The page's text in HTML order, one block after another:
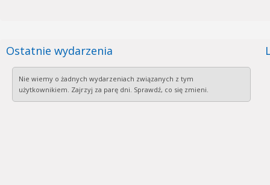
Ostatnie wydarzenia
Nie wiemy o żadnych wydarzeniach związanych z tym
użytkownikiem. Zajrzyj za parę dni. Sprawdź, co się zmieni.